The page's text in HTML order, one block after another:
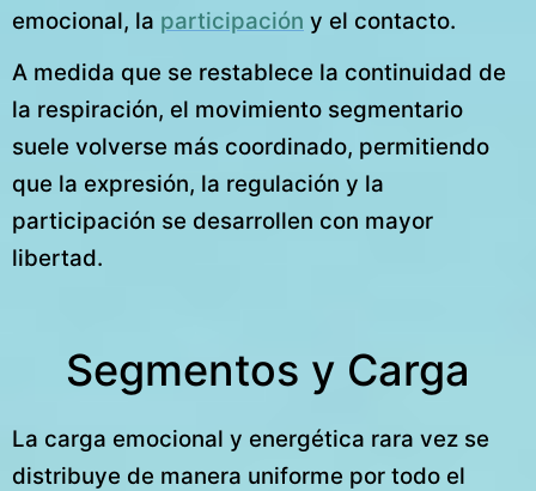
emocional, la participación y el contacto.
A medida que se restablece la continuidad de
la respiración, el movimiento segmentario
suele volverse más coordinado, permitiendo
que la expresión, la regulación y la
participación se desarrollen con mayor
libertad.
Segmentos y Carga
La carga emocional y energética rara vez se
distribuye de manera uniforme por todo el